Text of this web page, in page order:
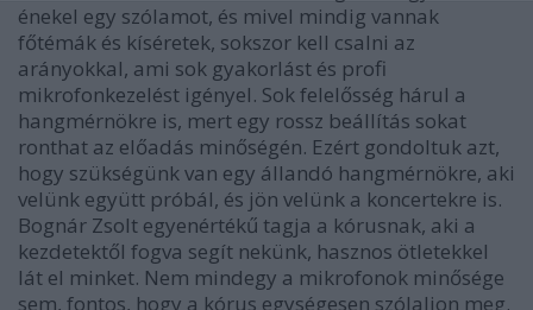
énekel egy szólamot, és mivel mindig vannak
főtémák és kíséretek, sokszor kell csalni az
arányokkal, ami sok gyakorlást és profi
mikrofonkezelést igényel. Sok felelősség hárul a
hangmérnökre is, mert egy rossz beállítás sokat
ronthat az előadás minőségén. Ezért gondoltuk azt,
hogy szükségünk van egy állandó hangmérnökre, aki
velünk együtt próbál, és jön velünk a koncertekre is.
Bognár Zsolt egyenértékű tagja a kórusnak, aki a
kezdetektől fogva segít nekünk, hasznos ötletekkel
lát el minket. Nem mindegy a mikrofonok minősége
sem, fontos, hogy a kórus egységesen szólaljon meg.